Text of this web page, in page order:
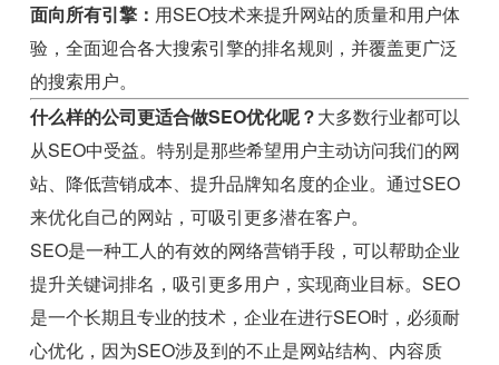
面向所有引擎： 用SEO技术来提升网站的质量和用户体
验，全面迎合各大搜索引擎的排名规则，并覆盖更广泛
的搜索用户。
什么样的公司更适合做SEO优化呢？大多数行业都可以
从SEO中受益。特别是那些希望用户主动访问我们的网
站、降低营销成本、提升品牌知名度的企业。通过SEO
来优化自己的网站，可吸引更多潜在客户。
SEO是一种工人的有效的网络营销手段，可以帮助企业
提升关键词排名，吸引更多用户，实现商业目标。SEO
是一个长期且专业的技术，企业在进行SEO时，必须耐
心优化，因为SEO涉及到的不止是网站结构、内容质